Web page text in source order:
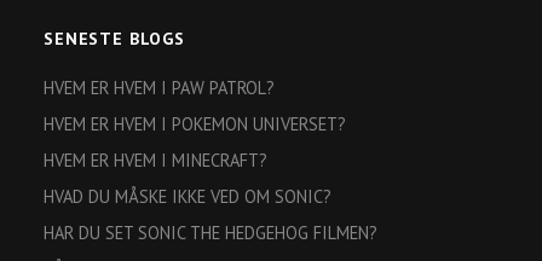
SENESTE BLOGS
HVEM ER HVEM I PAW PATROL?
HVEM ER HVEM I POKEMON UNIVERSET?
HVEM ER HVEM I MINECRAFT?
HVAD DU MÅSKE IKKE VED OM SONIC?
HAR DU SET SONIC THE HEDGEHOG FILMEN?